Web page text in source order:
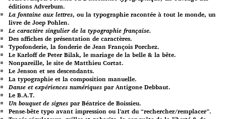
éditions Adverbum.
La fontaine aux lettres, ou la typographie racontée à tout le monde, un
livre de Joep Pohlen.
Le caractère singulier de la typographie française.
Des affiches de présentation de caractères.
Typofonderie, la fonderie de Jean François Porchez.
Le Karloff de Peter Bilak, le mariage de la belle & la bête.
Nonpareille, le site de Matthieu Cortat.
Le Jenson et ses descendants.
La typographie et la composition manuelle.
Danse et expériences numériques par Antigone Debbaut.
Le B.A.T.
Un bouquet de signes par Béatrice de Boissieu.
Pense-bête typo avant impression ou l’art du “rechercher/remplacer”.